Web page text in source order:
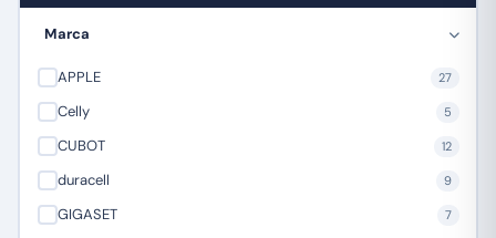
Marca
APPLE 27
Celly 5
CUBOT 12
duracell 9
GIGASET 7